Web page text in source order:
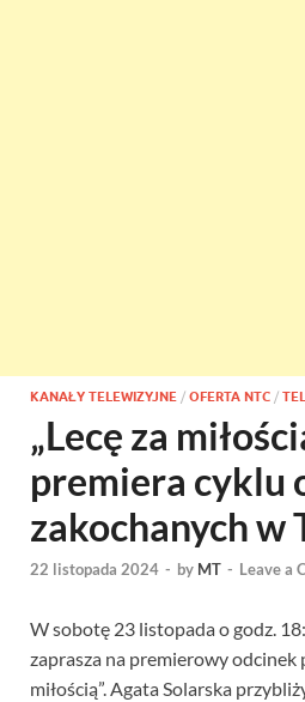
KANAŁY TELEWIZYJNE / OFERTA NTC /
„Lecę za
premiera cyklu
zakochanych w
22 listopada 2024 - by MT - Leave a
W sobotę 23 listopada o godz.
zaprasza na premierowy odcinek
miłością”. Agata Solarska